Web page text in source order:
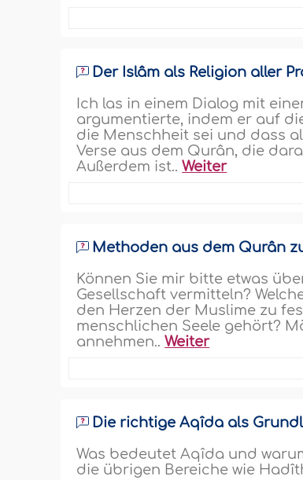
Der Islâm als Religion aller
Ich las in einem Dialog mit
argumentierte, indem er auf
die Menschheit sei und dass
Verse aus dem Qurân, die
Außerdem ist..Weiter
Methoden aus dem Qurân
Können Sie mir bitte etwas
Gesellschaft vermitteln?
den Herzen der Muslime zu
menschlichen Seele gehört?
annehmen..Weiter
Die richtige Aqîda als
Was bedeutet Aqîda und
die übrigen Bereiche wie